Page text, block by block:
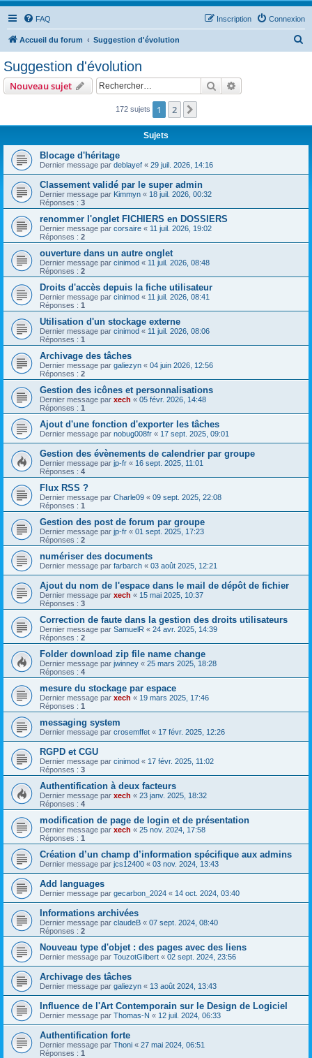
FAQ Connexion
Inscription
Accueil du forum Suggestion d'évolution
e
Suggestion d'évolution
Nouveau sujet Rechercher
172 sujets 1 2
Sujets
Blocage d'héritage
Dernier message par deblayef « 29 juil. 2026, 14:16
Classement validé par le super admin
Dernier message par Kimmyn « 18 juil. 2026, 00:32
Réponses : 3
renommer l'onglet FICHIERS en DOSSIERS
Dernier message par corsaire « 11 juil. 2026, 19:02
Réponses : 2
ouverture dans un autre onglet
Dernier message par cinimod « 11 juil. 2026, 08:48
Réponses : 2
Droits d'accès depuis la fiche utilisateur
Dernier message par cinimod « 11 juil. 2026, 08:41
Réponses : 1
Utilisation d'un stockage externe
Dernier message par cinimod « 11 juil. 2026, 08:06
Réponses : 1
Archivage des tâches
Dernier message par galiezyn « 04 juin 2026, 12:56
Réponses : 2
Gestion des icônes et personnalisations
Dernier message par xech « 05 févr. 2026, 14:48
Réponses : 1
Ajout d'une fonction d'exporter les tâches
Dernier message par nobug008fr « 17 sept. 2025, 09:01
Gestion des évènements de calendrier par groupe
Dernier message par jp-fr « 16 sept. 2025, 11:01
Réponses : 4
Flux RSS ?
Dernier message par Charle09 « 09 sept. 2025, 22:08
Réponses : 1
Gestion des post de forum par groupe
Dernier message par jp-fr « 01 sept. 2025, 17:23
Réponses : 2
numériser des documents
Dernier message par farbarch « 03 août 2025, 12:21
Ajout du nom de l'espace dans le mail de dépôt de fichier
Dernier message par xech « 15 mai 2025, 10:37
Réponses : 3
Correction de faute dans la gestion des droits utilisateurs
Dernier message par SamuelR « 24 avr. 2025, 14:39
Réponses : 2
Folder download zip file name change
Dernier message par jwinney « 25 mars 2025, 18:28
Réponses : 4
mesure du stockage par espace
Dernier message par xech « 19 mars 2025, 17:46
Réponses : 1
messaging system
Dernier message par crosemffet « 17 févr. 2025, 12:26
RGPD et CGU
Dernier message par cinimod « 17 févr. 2025, 11:02
Réponses : 3
Authentification à deux facteurs
Dernier message par xech « 23 janv. 2025, 18:32
Réponses : 4
modification de page de login et de présentation
Dernier message par xech « 25 nov. 2024, 17:58
Réponses : 1
Création d’un champ d’information spécifique aux admins
Dernier message par jcs12400 « 03 nov. 2024, 13:43
Add languages
Dernier message par gecarbon_2024 « 14 oct. 2024, 03:40
Informations archivées
Dernier message par claudeB « 07 sept. 2024, 08:40
Réponses : 2
Nouveau type d'objet : des pages avec des liens
Dernier message par TouzotGilbert « 02 sept. 2024, 23:56
Archivage des tâches
Dernier message par galiezyn « 13 août 2024, 13:43
Influence de l'Art Contemporain sur le Design de Logiciel
Dernier message par Thomas-N « 12 juil. 2024, 06:33
Authentification forte
Dernier message par Thoni « 27 mai 2024, 06:51
Réponses : 1